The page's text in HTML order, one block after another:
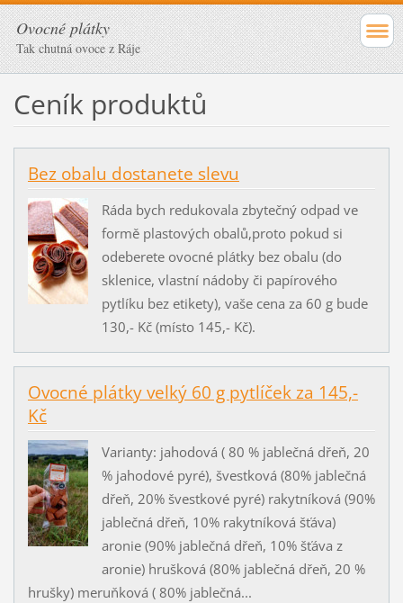
Ovocné plátky
Tak chutná ovoce z Ráje
Ceník produktů
Bez obalu dostanete slevu
Ráda bych redukovala zbytečný odpad ve
formě plastových obalů,proto pokud si
odeberete ovocné plátky bez obalu (do
sklenice, vlastní nádoby či papírového
pytlíku bez etikety), vaše cena za 60 g bude
130,- Kč (místo 145,- Kč).
Ovocné plátky velký 60 g pytlíček za 145,-
Kč
Varianty: jahodová ( 80 % jablečná dřeň, 20
% jahodové pyré), švestková (80% jablečná
dřeň, 20% švestkové pyré) rakytníková (90%
jablečná dřeň, 10% rakytníková šťáva)
aronie (90% jablečná dřeň, 10% šťáva z
aronie) hrušková (80% jablečná dřeň, 20 %
hrušky) meruňková ( 80% jablečná...